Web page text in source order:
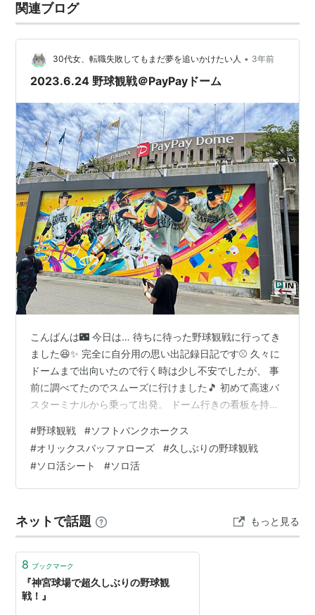
関連ブログ
30代女、転職失敗してもまだ夢を追いかけたい人 • 3年前
2023.6.24 野球観戦＠PayPayドーム
こんばんは🌃 今日は… 待ちに待った野球観戦に行ってき
ました😆✨ 完全に自分用の思い出記録日記です⚾ 久々に
ドームまで出向いたので行く時は少し不安でしたが、 事
前に調べてたのでスムーズに行けました🎵 初めて高速バ
スターミナルから乗って出発。 ドーム行きの看板を持っ
でバスに乗り込むまで１５分ぐらい並んだかな？ みんな
ドーム行きなので安心です。 週末だからか？結構道は混
んでました💦 PayPayドームに向かう途中は海を越えて
行くので、 道中の景色で少しずつテンションが上がって
層マンションが出来…
#野球観戦 #ソフトバンクホークス
#オリックスバッファローズ #久しぶりの野球観戦
#ソロ活シート #ソロ活
ネットで話題 もっと見る
8 ブックマーク
『神宮球場で超久しぶりの野球観
戦！』